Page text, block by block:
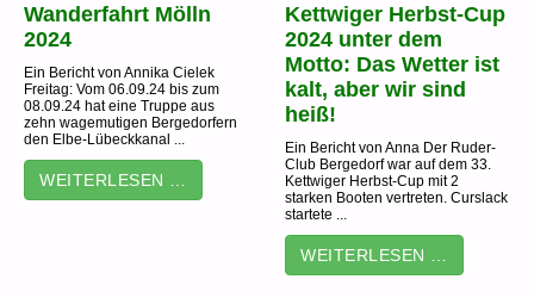
Wanderfahrt Mölln
2024
Ein Bericht von Annika Cielek
Freitag: Vom 06.09.24 bis zum
08.09.24 hat eine Truppe aus
zehn wagemutigen Bergedorfern
den Elbe-Lübeckkanal ...
WEITERLESEN …
Kettwiger Herbst-Cup
2024 unter dem
Motto: Das Wetter ist
kalt, aber wir sind
heiß!
Ein Bericht von Anna Der Ruder-
Club Bergedorf war auf dem 33.
Kettwiger Herbst-Cup mit 2
starken Booten vertreten. Curslack
startete ...
WEITERLESEN …